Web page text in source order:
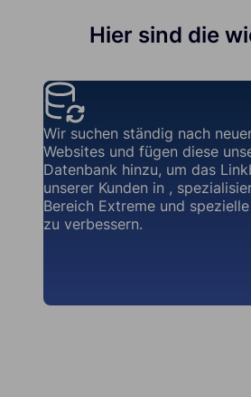
Hier sind die
Wir suchen ständig nach
Websites und fügen diese
Datenbank hinzu, um das
unserer Kunden in ,
Bereich Extreme und
zu verbessern.